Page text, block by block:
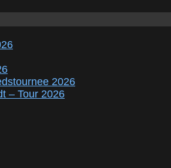
2026
– Tour 2026